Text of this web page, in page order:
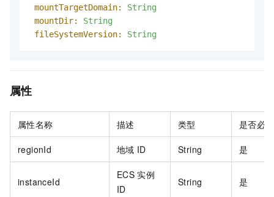
mountTargetDomain:
String
mountDir:
String
fileSystemVersion:
String
属性
属性名称 描述 类型 是否必填
regionId 地域 ID String 是
instanceId
ECS 实例
ID
String 是